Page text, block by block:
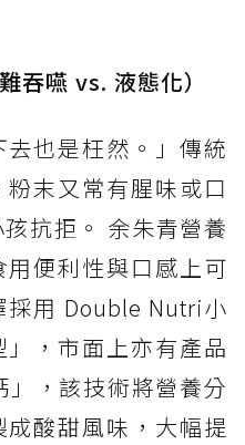
吞嚥 vs. 液態化）
去也是枉然。」傳統
末又常有腥味或口
抗拒。 余朱青營養
便利性與口感上可
採用 Double Nutri小
，市面上亦有產品
，該技術將營養分
酸甜風味，大幅提